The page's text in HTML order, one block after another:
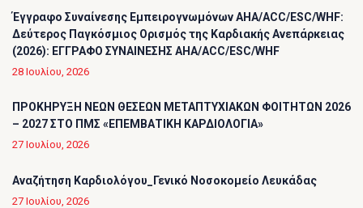
Έγγραφο Συναίνεσης Εμπειρογνωμόνων AHA/ACC/ESC/WHF:
Δεύτερος Παγκόσμιος Ορισμός της Καρδιακής Ανεπάρκειας
(2026): ΕΓΓΡΑΦΟ ΣΥΝΑΙΝΕΣΗΣ AHA/ACC/ESC/WHF
28 Ιουλίου, 2026
ΠΡΟΚΗΡΥΞΗ ΝΕΩΝ ΘΕΣΕΩΝ ΜΕΤΑΠΤΥΧΙΑΚΩΝ ΦΟΙΤΗΤΩΝ 2026
– 2027 ΣΤΟ ΠΜΣ «ΕΠΕΜΒΑΤΙΚΗ ΚΑΡΔΙΟΛΟΓΙΑ»
27 Ιουλίου, 2026
Αναζήτηση Καρδιολόγου_Γενικό Νοσοκομείο Λευκάδας
27 Ιουλίου, 2026